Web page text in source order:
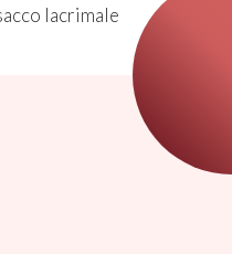
lacrimale